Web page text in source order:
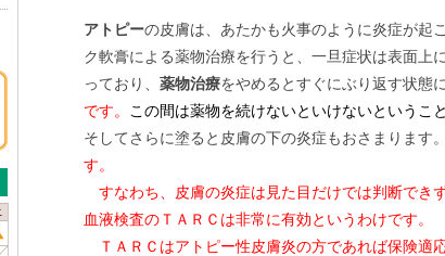
アトピーの皮膚は、あたかも火事のように炎症が起
ク軟膏による薬物治療を行うと、一旦症状は表面上
っており、 薬物治療をやめるとすぐにぶり返す状態
です。
この間は薬物を続けないといけないということ
そしてさらに塗ると皮膚の下の炎症もおさまります
す。
すなわち、皮膚の炎症は見た目だけでは判断でき
血液検査のＴＡＲＣは非常に有効というわけです。
ＴＡＲＣはアトピー性皮膚炎の方であれば保険適